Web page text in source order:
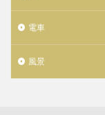
電車
風景